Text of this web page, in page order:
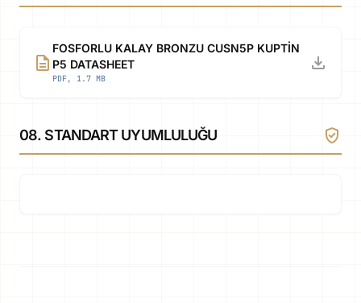
description
FOSFORLU KALAY BRONZU CUSN5P KUPTİN
P5 DATASHEET
PDF, 1.7 MB
download
08. STANDART UYUMLULUĞU verified_user